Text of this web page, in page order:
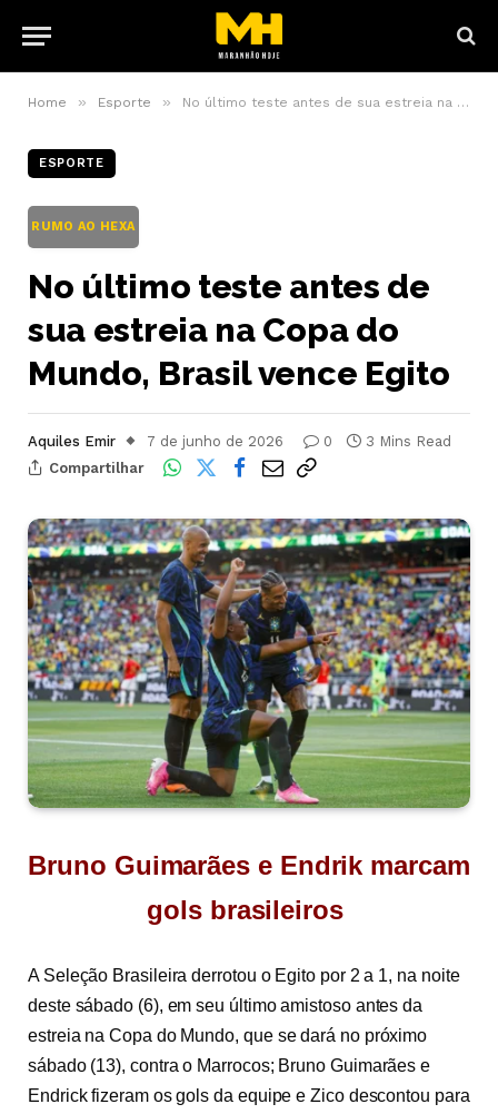
Home » Esporte » No último teste antes de sua estreia na Copa do Mundo, Brasil vence Egito
ESPORTE
RUMO AO HEXA
No último teste antes de
sua estreia na Copa do
Mundo, Brasil vence Egito
Aquiles Emir 7 de junho de 2026 0
3 Mins Read
Compartilhar
Bruno Guimarães e Endrik marcam
gols brasileiros
A Seleção Brasileira derrotou o Egito por 2 a 1, na noite
deste sábado (6), em seu último amistoso antes da
estreia na Copa do Mundo, que se dará no próximo
sábado (13), contra o Marrocos; Bruno Guimarães e
Endrick fizeram os gols da equipe e Zico descontou para